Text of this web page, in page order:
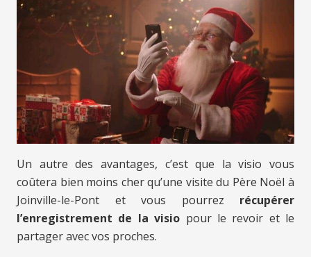
Un autre des avantages, c’est que la visio vous
coûtera bien moins cher qu’une visite du Père Noël à
Joinville-le-Pont et vous pourrez récupérer
l’enregistrement de la visio pour le revoir et le
partager avec vos proches.